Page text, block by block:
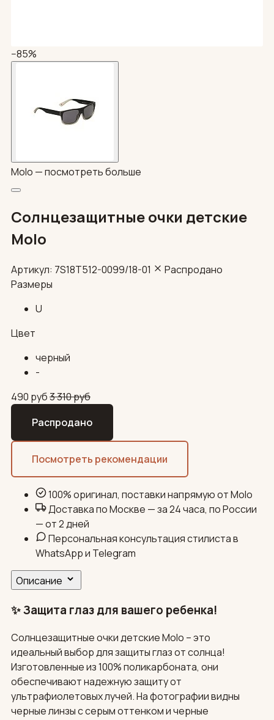
−85%
Molo —посмотреть больше
Солнцезащитные очки детские
Molo
Артикул: 7S18T512-0099/18-01
Распродано
Размеры
U
Цвет
черный
-
490 руб3 310руб
Распродано
Посмотреть рекомендации
100% оригинал, поставки напрямую от Molo
Доставка по Москве — за 24 часа, по России
— от 2 дней
Персональная консультация стилиста в
WhatsApp и Telegram
Описание
✨ Защита глаз для вашего ребенка!
Солнцезащитные очки детские Molo – это
идеальный выбор для защиты глаз от солнца!
Изготовленные из 100% поликарбоната, они
обеспечивают надежную защиту от
ультрафиолетовых лучей. На фотографии видны
черные линзы с серым оттенком и черные